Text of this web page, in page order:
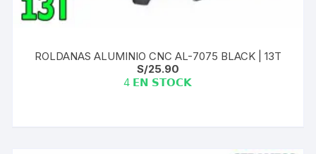
ROLDANAS ALUMINIO CNC AL-7075 BLACK | 13T
S/25.90
4 𝗘𝗡 𝗦𝗧𝗢𝗖𝗞